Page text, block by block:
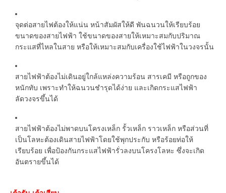
จุดต่อสายไฟต้องให้แน่น หน้าสัมผัสให้ดี พันฉนวนให้เรียบร้อย
ขนาดของสายไฟฟ้า ใช้ขนาดของสายให้เหมาะสมกับปริมาณ
กระแสที่ไหลในสาย หรือให้เหมาะสมกับเครื่องใช้ไฟฟ้าในวงจรนั้น
สายไฟฟ้าต้องไม่เดินอยู่ใกล้แหล่งความร้อน สารเคมี หรือถูกของ
หนักทับ เพราะทำให้ฉนวนชำรุดได้ง่าย และเกิดกระแสไฟฟ้า
ลัดวงจรขึ้นได้
สายไฟฟ้าต้องไม่พาดบนโครงเหล็ก รั้วเหล็ก ราวเหล็ก หรือส่วนที่
เป็นโลหะต้องเดินสายไฟฟ้าโดยใช้พุกประกับ หรือร้อยท่อให้
เรียบร้อย เพื่อป้องกันกระแสไฟฟ้ารั่วลงบนโครงโลหะ ซึ่งจะเกิด
อันตรายขึ้นได้